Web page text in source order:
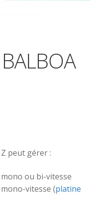
peut gérer :
ou bi-vitesse
vitesse (platine